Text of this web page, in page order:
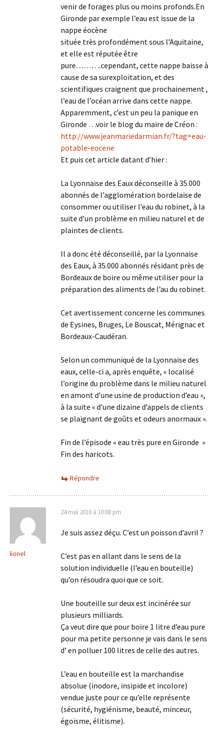
venir de forages plus ou moins profonds.En
Gironde par exemple l’eau est issue de la
nappe éocène
située très profondément sous l’Aquitaine,
et elle est réputée être
pure……….cependant, cette nappe baisse à
cause de sa surexploitation, et des
scientifiques craignent que prochainement ,
l’eau de l’océan arrive dans cette nappe.
Apparemment, c’est un peu la panique en
Gironde …voir le blog du maire de Créon :
http://www.jeanmariedarmian.fr/?tag=eau-
potable-eocene
Et puis cet article datant d’hier :
La Lyonnaise des Eaux déconseille à 35.000
abonnés de l’agglomération bordelaise de
consommer ou utiliser l’eau du robinet, à la
suite d’un problème en milieu naturel et de
plaintes de clients.
Il a donc été déconseillé, par la Lyonnaise
des Eaux, à 35.000 abonnés résidant près de
Bordeaux de boire ou même utiliser pour la
préparation des aliments de l’au du robinet.
Cet avertissement concerne les communes
de Eysines, Bruges, Le Bouscat, Mérignac et
Bordeaux-Caudéran.
Selon un communiqué de la Lyonnaise des
eaux, celle-ci a, après enquête, « localisé
l’origine du problème dans le milieu naturel
en amont d’une usine de production d’eau »,
à la suite « d’une dizaine d’appels de clients
se plaignant de goûts et odeurs anormaux ».
Fin de l’épisode « eau très pure en Gironde »
Fin des haricots.
Répondre
lionel
24 mai 2010 à 10:08 pm
Je suis assez déçu. C’est un poisson d’avril ?
C’est pas en allant dans le sens de la
solution individuelle (l’eau en bouteille)
qu’on résoudra quoi que ce soit.
Une bouteille sur deux est incinérée sur
plusieurs milliards.
Ça veut dire que pour boire 1 litre d’eau pure
pour ma petite personne je vais dans le sens
d’ en polluer 100 litres de celle des autres.
L’eau en bouteille est la marchandise
absolue (inodore, insipide et incolore)
vendue juste pour ce qu’elle représente
(sécurité, hygiénisme, beauté, minceur,
égoïsme, élitisme).